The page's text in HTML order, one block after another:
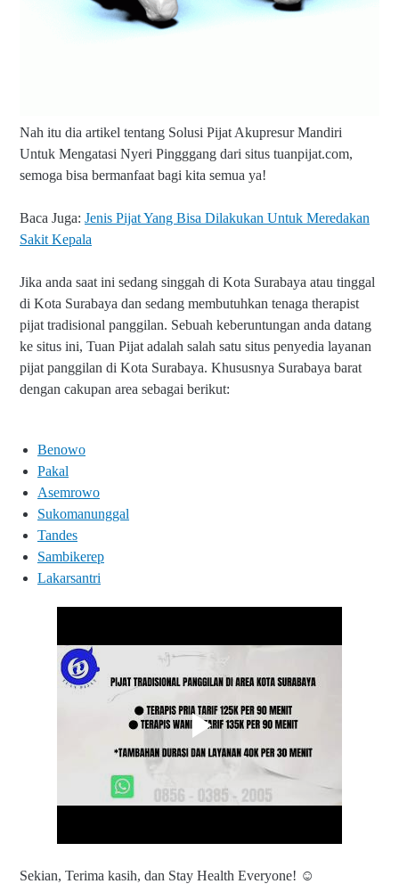
Nah itu dia artikel tentang Solusi Pijat Akupresur Mandiri
Untuk Mengatasi Nyeri Pingggang dari situs tuanpijat.com,
semoga bisa bermanfaat bagi kita semua ya!
Baca Juga: Jenis Pijat Yang Bisa Dilakukan Untuk Meredakan
Sakit Kepala
Jika anda saat ini sedang singgah di Kota Surabaya atau tinggal
di Kota Surabaya dan sedang membutuhkan tenaga therapist
pijat tradisional panggilan. Sebuah keberuntungan anda datang
ke situs ini, Tuan Pijat adalah salah satu situs penyedia layanan
pijat panggilan di Kota Surabaya. Khususnya Surabaya barat
dengan cakupan area sebagai berikut:
Benowo
Pakal
Asemrowo
Sukomanunggal
Tandes
Sambikerep
Lakarsantri
Sekian, Terima kasih, dan Stay Health Everyone! ☺